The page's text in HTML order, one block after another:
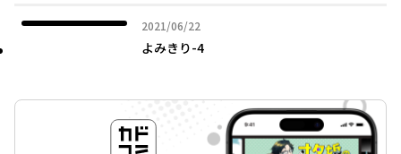
2021/06/22
2021年06月22日
よみきり-4